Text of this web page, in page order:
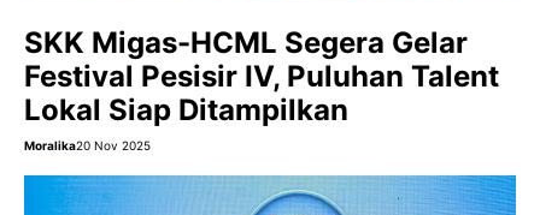
SKK Migas-HCML Segera Gelar
Festival Pesisir IV, Puluhan Talent
Lokal Siap Ditampilkan
Moralika20 Nov 2025